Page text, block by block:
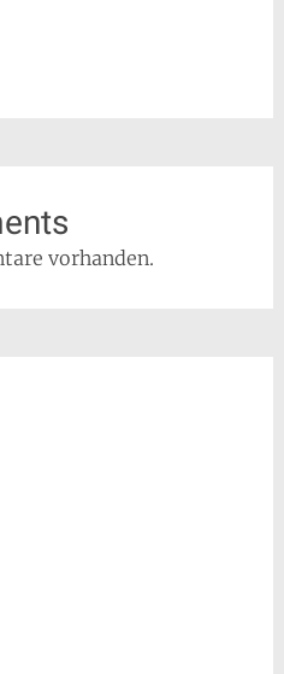
vorhanden.